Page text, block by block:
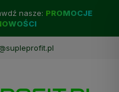
nasze: PROMOCJE